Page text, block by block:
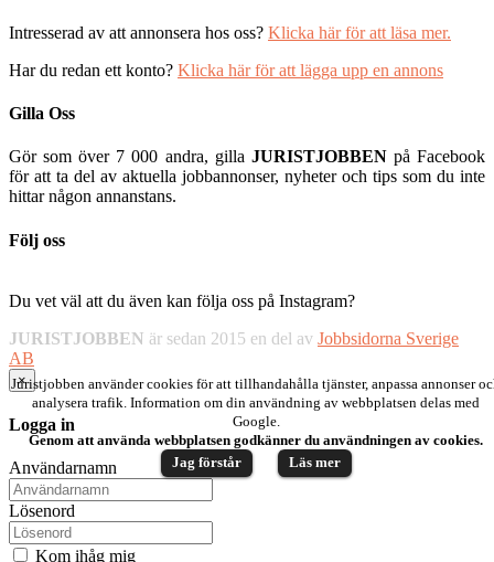
Intresserad av att annonsera hos oss? Klicka här för att läsa mer.
Har du redan ett konto? Klicka här för att lägga upp en annons
Gilla Oss
Gör som över 7 000 andra, gilla JURISTJOBBENpå Facebook
för att ta del av aktuella jobbannonser, nyheter och tips som du inte
hittar någon annanstans.
Följ oss
Du vet väl att du även kan följa oss på Instagram?
JURISTJOBBEN är sedan 2015 en del av Jobbsidorna Sverige
AB
Juristjobben använder cookies för att tillhandahålla tjänster, anpassa annonser
analysera trafik. Information om din användning av webbplatsen delas med
Google.
Genom att använda webbplatsen godkänner du användningen av cookies.
Jag förstår
Läs mer
×
Logga in
Användarnamn
Lösenord
Kom ihåg mig